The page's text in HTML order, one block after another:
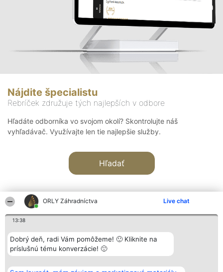
ORLY Záhradníctva Live chat
13:38
Dobrý deň, radi Vám pomôžeme! 🙂 Kliknite na
príslušnú tému konverzácie! 🙂
Nájdite špecialistu
Rebríček združuje tých najlepších v odbore
Hľadáte odborníka vo svojom okolí? Skontrolujte náš
vyhľadávač. Využívajte len tie najlepšie služby.
Hľadať
Organizátor hodnotenia
Bright Side Solutions sp. z o.
o. sp. k.
Wrocław 50-079
Hodnotenie
Laureáti
Lista
Laureatów
Kontakt
Kontakt